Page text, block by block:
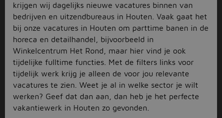
krijgen wij dagelijks nieuwe vacatures binnen van
bedrijven en uitzendbureaus in Houten. Vaak gaat het
bij onze vacatures in Houten om parttime banen in de
horeca en detailhandel, bijvoorbeeld in
Winkelcentrum Het Rond, maar hier vind je ook
tijdelijke fulltime functies. Met de filters links voor
tijdelijk werk krijg je alleen de voor jou relevante
vacatures te zien. Weet je al in welke sector je wilt
werken? Geef dat dan aan, dan heb je het perfecte
vakantiewerk in Houten zo gevonden.